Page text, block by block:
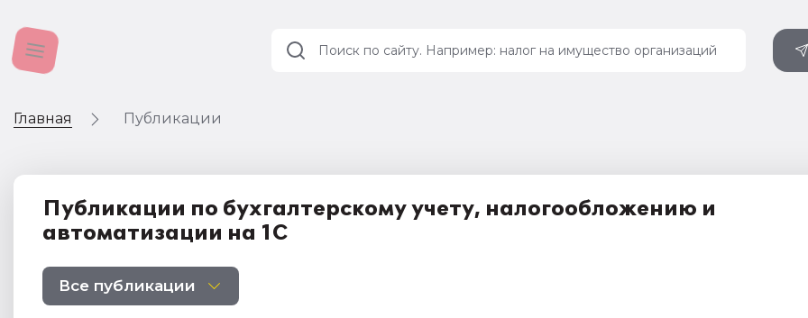
Главная Публикации
Публикации по бухгалтерскому учету, налогообложению и
автоматизации на 1С
Все публикации
Учет и